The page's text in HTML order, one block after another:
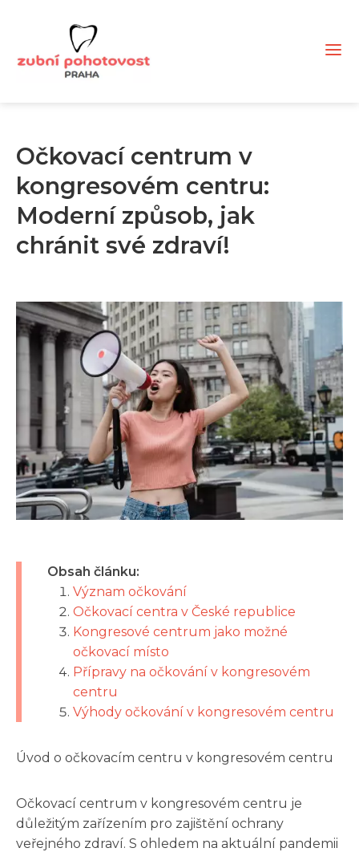
Očkovací centrum v
kongresovém centru:
Moderní způsob, jak
chránit své zdraví!
Obsah článku:
Význam očkování
Očkovací centra v České republice
Kongresové centrum jako možné
očkovací místo
Přípravy na očkování v kongresovém
centru
Výhody očkování v kongresovém centru
Úvod o očkovacím centru v kongresovém centru
Očkovací centrum v kongresovém centru je
důležitým zařízením pro zajištění ochrany
veřejného zdraví. S ohledem na aktuální pandemii